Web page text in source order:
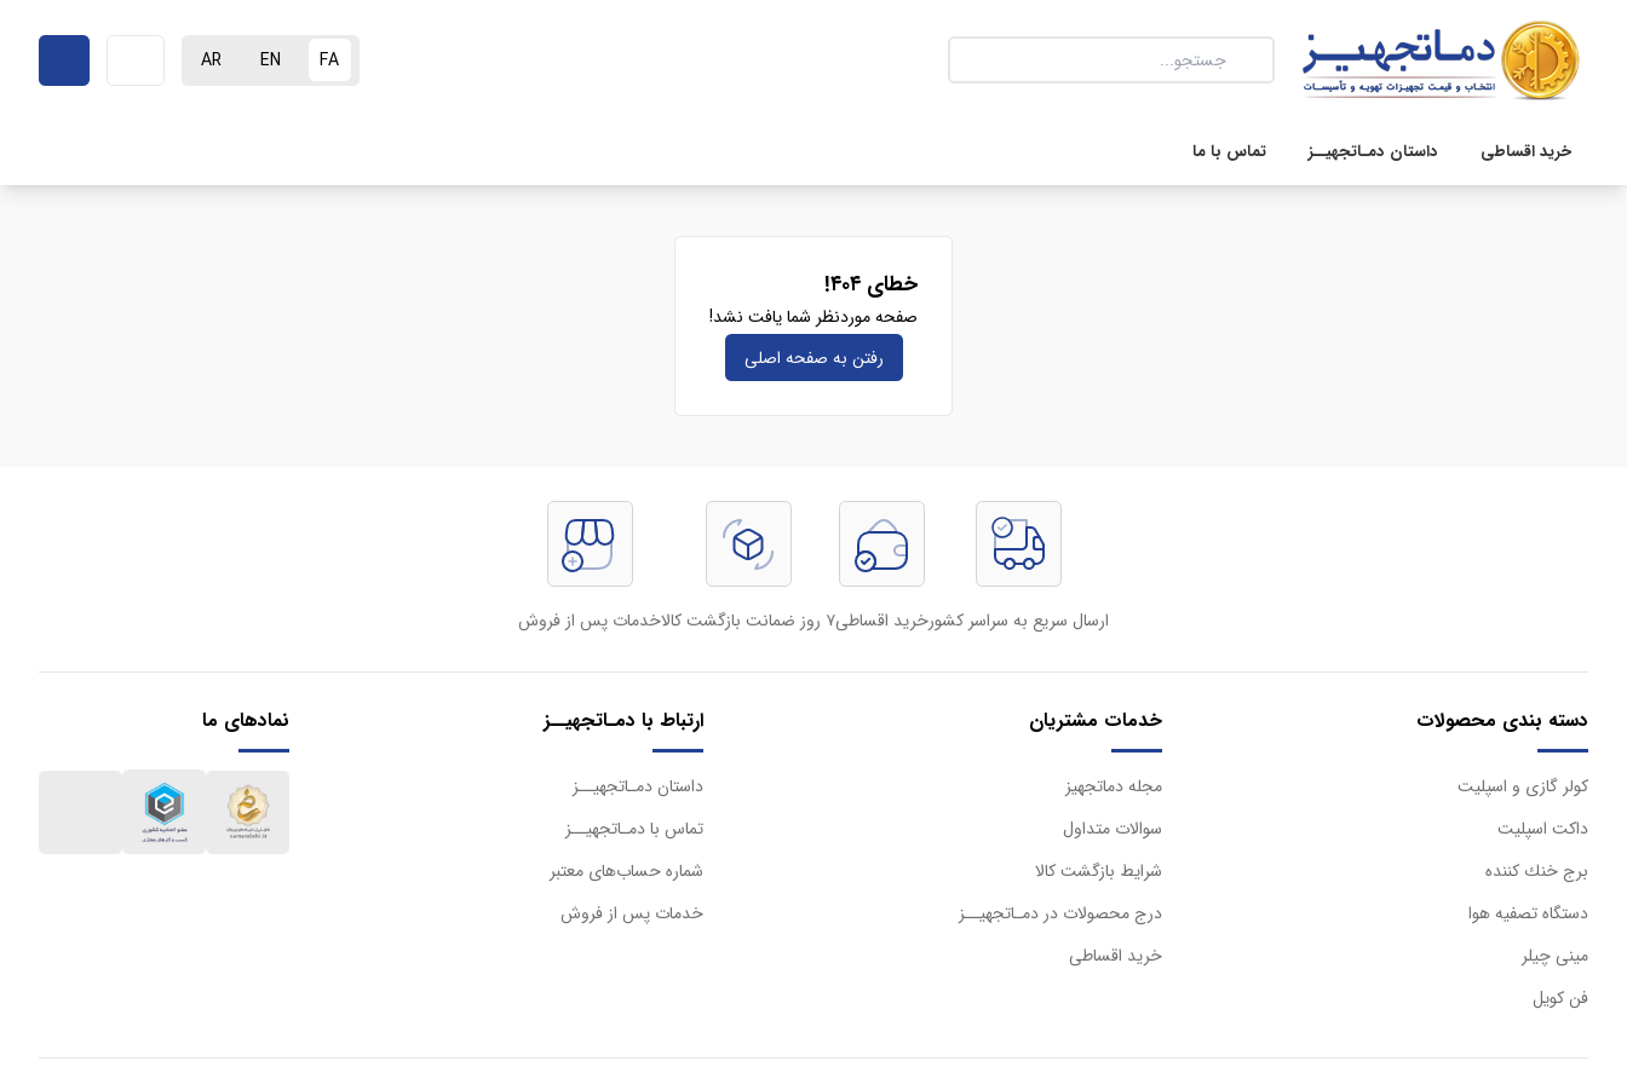
FA
EN
AR
خرید اقساطی داستان دمـاتجهیــز تماس با ما
خطای ۴۰۴!
صفحه موردنظر شما یافت نشد!
رفتن به صفحه‌ اصلی
ارسال سریع به سراسر کشورخرید اقساطی۷ روز ضمانت بازگشت کالا خدمات پس از فروش
دسته بندی محصولات
كولر گازی و اسپليت
داكت اسپليت
برج خنك كننده
دستگاه تصفيه هوا
مینی چیلر
فن کویل
خدمات مشتریان
مجله دماتجهیز
سوالات متداول
شرایط بازگشت کالا
درج محصولات در دمـاتجهیــز
خرید اقساطی
ارتباط با دمـاتجهیــز
داستان دمـاتجهیــز
تماس با دمـاتجهیــز
شماره حساب‌های معتبر
خدمات پس از فروش
نمادهای ما